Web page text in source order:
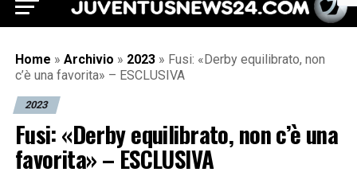
Juventus News 24
Home » Archivio » 2023 » Fusi: «Derby equilibrato, non
c’è una favorita» – ESCLUSIVA
2023
Fusi: «Derby equilibrato, non c’è una
favorita» – ESCLUSIVA